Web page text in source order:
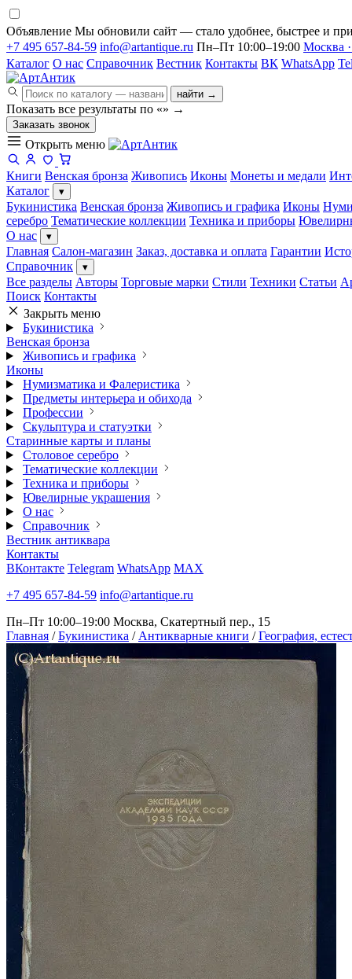
Объявление Мы обновили сайт — стало удобнее, быстрее и
+7 495 657-84-59 info@artantique.ru Пн–Пт 10:00–19:00 Москва
Каталог О нас Справочник Вестник Контакты ВК WhatsApp
найти →
Показать все результаты по «» →
Заказать звонок
Открыть меню
Книги Венская бронза Живопись Иконы Монеты и медали
Каталог
▾
Букинистика Венская бронза Живопись и графика Иконы
серебро Тематические коллекции Техника и приборы
О нас
▾
Главная Салон-магазин Заказ, доставка и оплата Гарантии
Справочник
▾
Все разделы Авторы Торговые марки Стили Техники Статьи
Поиск Контакты
Закрыть меню
Букинистика
Венская бронза
Живопись и графика
Иконы
Нумизматика и Фалеристика
Предметы интерьера и обихода
Профессии
Скульптура и статуэтки
Старинные карты и планы
Столовое серебро
Тематические коллекции
Техника и приборы
Ювелирные украшения
О нас
Справочник
Вестник антиквара
Контакты
ВКонтакте Telegram WhatsApp MAX
+7 495 657-84-59 info@artantique.ru
Пн–Пт 10:00–19:00 Москва, Скатертный пер., 15
Главная / Букинистика / Антикварные книги / География,